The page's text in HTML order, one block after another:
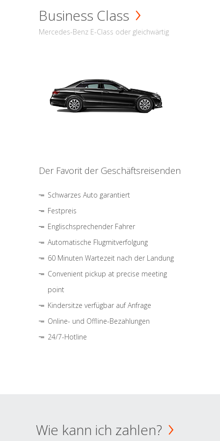
Business Class
Mercedes-Benz E-Class oder gleichwärtig
Der Favorit der Geschäftsreisenden
Schwarzes Auto garantiert
Festpreis
Englischsprechender Fahrer
Automatische Flugmitverfolgung
60 Minuten Wartezeit nach der Landung
Convenient pickup at precise meeting
point
Kindersitze verfügbar auf Anfrage
Online- und Offline-Bezahlungen
24/7-Hotline
Wie kann ich zahlen?